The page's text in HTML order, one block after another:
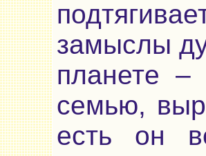
замыслы
планете –
семью,
есть он